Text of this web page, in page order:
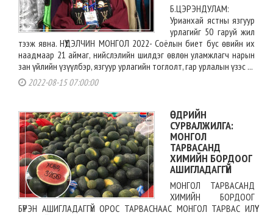
Б.ЦЭРЭНДУЛАМ:
Урианхай ястны язгуур
урлагийг 50 гаруй жил
тээж явна. НҮҮДЭЛЧИН МОНГОЛ 2022- Соёлын биет бус өвийн их
наадмаар 21 аймаг, нийслэлийн шилдэг өвлөн уламжлагч нарын
зан үйлийн үзүүлбэр, язгуур урлагийн тоглолт, гар урлалын үзэс ...
2022-08-15 07:00:00
ӨДРИЙН
СУРВАЛЖИЛГА:
МОНГОЛ
ТАРВАСАНД
ХИМИЙН БОРДООГ
АШИГЛАДАГГҮЙ
МОНГОЛ ТАРВАСАНД
ХИМИЙН БОРДООГ
БҮРЭН АШИГЛАДАГГҮЙ ОРОС ТАРВАСНААС МОНГОЛ ТАРВАС ИЛҮҮ